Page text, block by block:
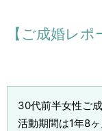
【ご成婚レ
30代前半女性ご
活動期間は1年8